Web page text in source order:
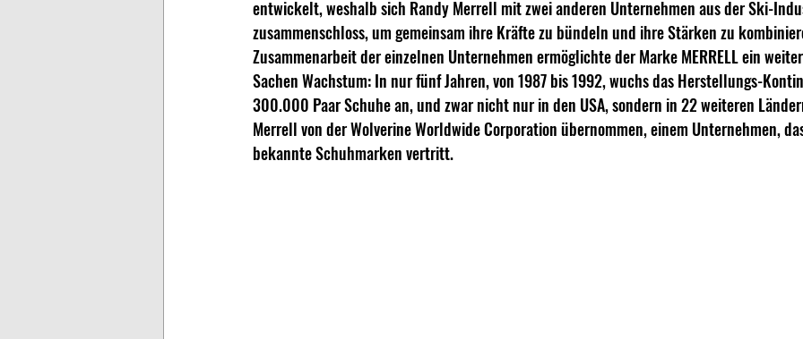
entwickelt, weshalb sich Randy Merrell mit zwei anderen Unternehmen aus der Ski-
zusammenschloss, um gemeinsam ihre Kräfte zu bündeln und ihre Stärken zu
Zusammenarbeit der einzelnen Unternehmen ermöglichte der Marke MERRELL ein
Sachen Wachstum: In nur fünf Jahren, von 1987 bis 1992, wuchs das Herstellungs-
300.000 Paar Schuhe an, und zwar nicht nur in den USA, sondern in 22 weiteren
Merrell von der Wolverine Worldwide Corporation übernommen, einem Unternehmen,
bekannte Schuhmarken vertritt.